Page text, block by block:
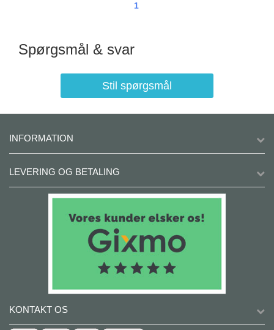
1
Spørgsmål & svar
Stil spørgsmål
INFORMATION
LEVERING OG BETALING
KONTAKT OS